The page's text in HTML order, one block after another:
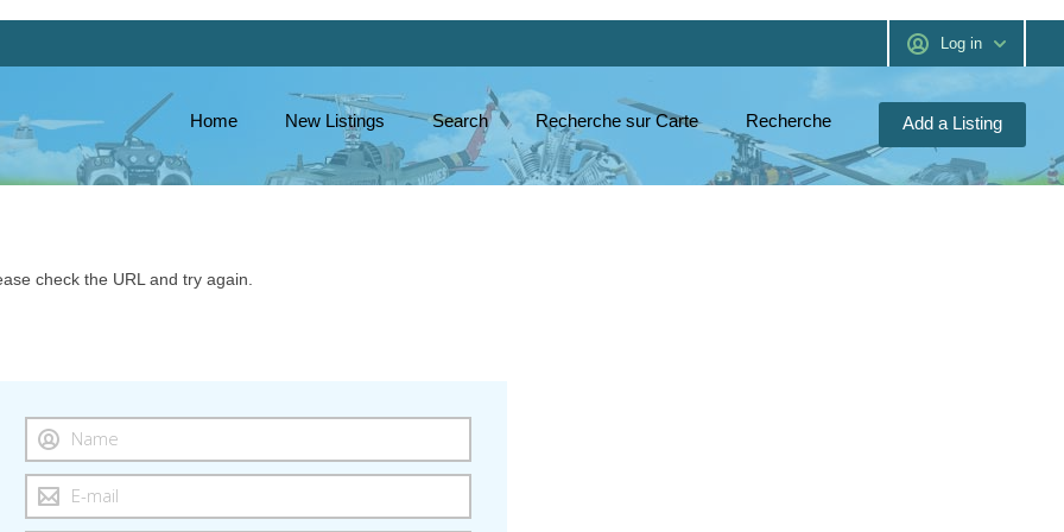
Log in
Add a Listing
Home New Listings Search Recherche sur Carte Recherche
check the URL and try again.